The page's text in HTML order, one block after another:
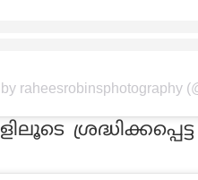
raheesrobinsphotography